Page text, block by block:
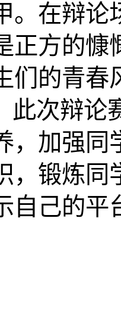
。在辩论
正方的慷
们的青春
此次辩论
，加强同
，锻炼同
自己的平